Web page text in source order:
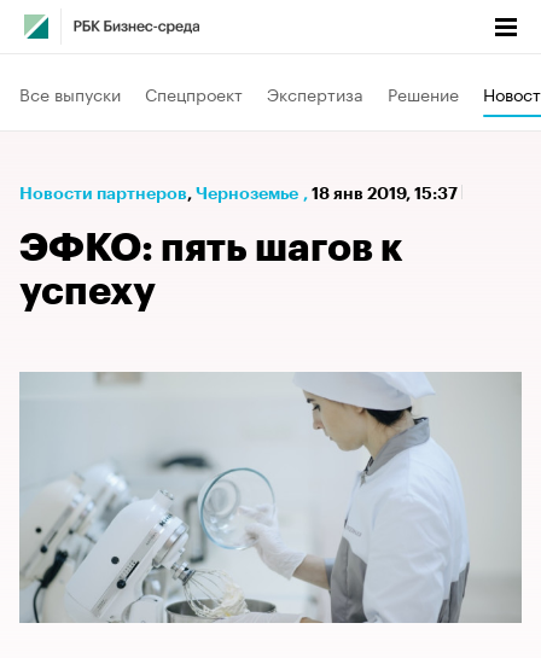
Все выпуски Спецпроект Экспертиза Решение
Новости партнеров⁠, Черноземье , 18 янв 2019, 15:37
ЭФКО: пять шагов к
успеху